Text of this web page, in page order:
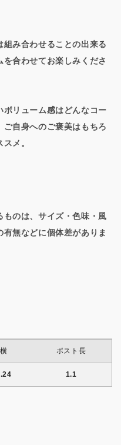
組み合わせることの出来る
合わせてお楽しみくださ
ボリューム感はどんなコー
自身へのご褒美はもちろ
メ。
のは、サイズ・色味・風
無などに個体差がありま
横 ポスト長
1.1